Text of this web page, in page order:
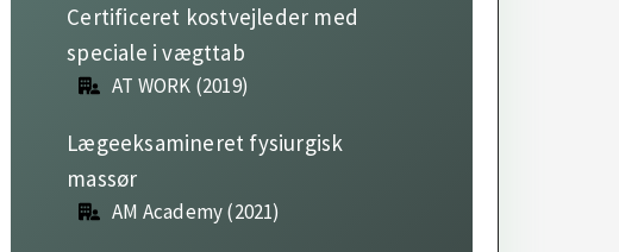
Certificeret kostvejleder med
speciale i vægttab
AT WORK (2019)
Lægeeksamineret fysiurgisk
massør
AM Academy (2021)